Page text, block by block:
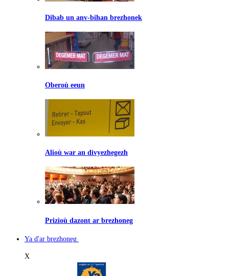
Dibab un anv-bihan brezhonek
Oberoù eeun
Alioù war an divyezhegezh
Prizioù dazont ar brezhoneg
Ya d'ar brezhoneg
X